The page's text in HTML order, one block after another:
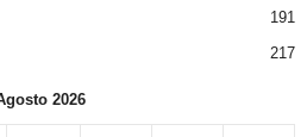
191
217
2026